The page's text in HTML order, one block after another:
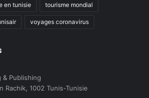
en tunisie tourisme mondial
voyages coronavirus
Publishing
Rachik, 1002 Tunis-Tunisie